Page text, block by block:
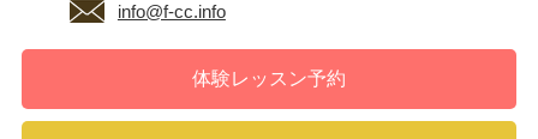
info@f-cc.info
体験レッスン予約